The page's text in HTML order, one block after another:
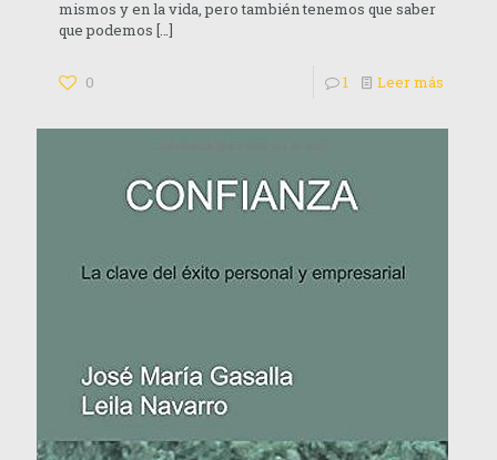
mismos y en la vida, pero también tenemos que saber
que podemos […]
0 1 Leer más